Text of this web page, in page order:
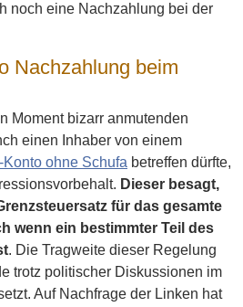
noch eine Nachzahlung bei der
Nachzahlung beim
Moment bizarr anmutenden
einen Inhaber von einem
ohne Schufa betreffen dürfte,
Dieser besagt,
für das gesamte
wenn ein bestimmter Teil des
. Die Tragweite dieser Regelung
trotz politischer Diskussionen im
Auf Nachfrage der Linken hat